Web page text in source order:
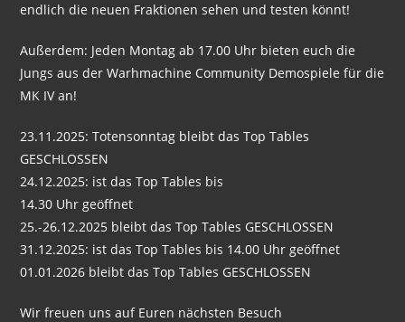
endlich die neuen Fraktionen sehen und testen könnt!
Außerdem: Jeden Montag ab 17.00 Uhr bieten euch die
Jungs aus der Warhmachine Community Demospiele für die
MK IV an!
23.11.2025: Totensonntag bleibt das Top Tables
GESCHLOSSEN
24.12.2025: ist das Top Tables bis
14.30 Uhr geöffnet
25.-26.12.2025 bleibt das Top Tables GESCHLOSSEN
31.12.2025: ist das Top Tables bis 14.00 Uhr geöffnet
01.01.2026 bleibt das Top Tables GESCHLOSSEN
Wir freuen uns auf Euren nächsten Besuch